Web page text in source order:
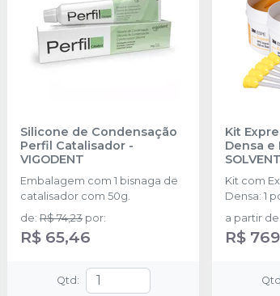
Silicone de Condensação
Perfil Catalisador -
VIGODENT
Embalagem com 1 bisnaga de
catalisador com 50g.
de:R$ 74,23 por:
R$ 65,46
Qtd :
Kit
Densa e
Kit com
Densa: 1
(250 ml)
Densa: 1
Média
(50 ml);
a partir de
R$
Qtd